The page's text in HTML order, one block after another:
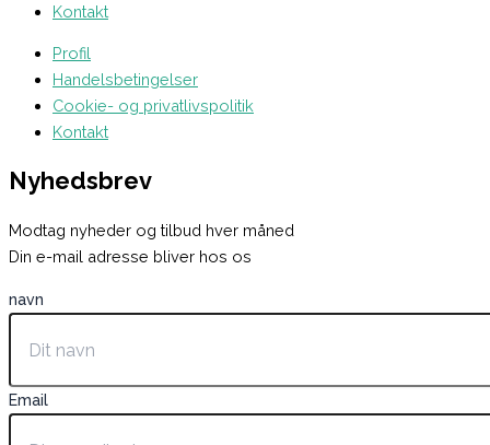
Kontakt
Profil
Handelsbetingelser
Cookie- og privatlivspolitik
Kontakt
Nyhedsbrev
Modtag nyheder og tilbud hver måned
Din e-mail adresse bliver hos os
navn
Email